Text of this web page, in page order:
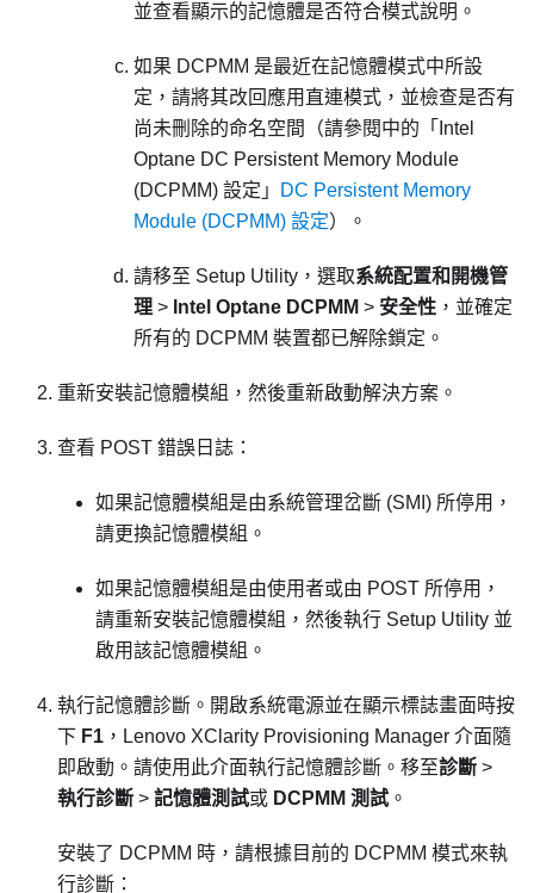
並查看顯示的記憶體是否符合模式說明。
如果 DCPMM 是最近在記憶體模式中所設
定，請將其改回應用直連模式，並檢查是否有
尚未刪除的命名空間（請參閱中的「Intel
Optane DC Persistent Memory Module
(DCPMM) 設定」
DC Persistent Memory
Module (DCPMM) 設定）。
請移至 Setup Utility，選取系統配置和開機管
理 > Intel Optane DCPMM > 安全性 ，並確定
所有的 DCPMM 裝置都已解除鎖定。
重新安裝記憶體模組，然後重新啟動解決方案。
查看 POST 錯誤日誌：
如果記憶體模組是由系統管理岔斷 (SMI) 所停用，
請更換記憶體模組。
如果記憶體模組是由使用者或由 POST 所停用，
請重新安裝記憶體模組，然後執行 Setup Utility 並
啟用該記憶體模組。
執行記憶體診斷。開啟系統電源並在顯示標誌畫面時按
下 F1 ， Lenovo XClarity Provisioning Manager 介面隨
即啟動。請使用此介面執行記憶體診斷。移至診斷 >
執行診斷 > 記憶體測試或 DCPMM 測試 。
安裝了 DCPMM 時，請根據目前的 DCPMM 模式來執
行診斷：